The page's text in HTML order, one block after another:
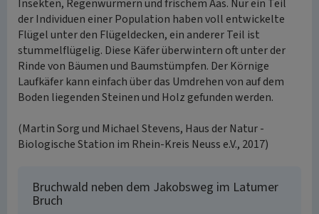
Insekten, Regenwürmern und frischem Aas. Nur ein Teil
der Individuen einer Population haben voll entwickelte
Flügel unter den Flügeldecken, ein anderer Teil ist
stummelflügelig. Diese Käfer überwintern oft unter der
Rinde von Bäumen und Baumstümpfen. Der Körnige
Laufkäfer kann einfach über das Umdrehen von auf dem
Boden liegenden Steinen und Holz gefunden werden.
(Martin Sorg und Michael Stevens, Haus der Natur -
Biologische Station im Rhein-Kreis Neuss e.V., 2017)
Bruchwald neben dem Jakobsweg im Latumer
Bruch